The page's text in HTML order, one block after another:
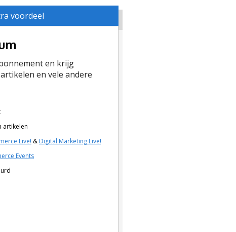
voordeel
en krijg
en vele andere
artikelen
Live! & Digital Marketing Live!
Events